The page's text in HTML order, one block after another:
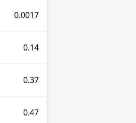
0.0017
0.14
0.37
0.47